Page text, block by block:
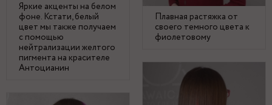
Яркие акценты на белом
фоне. Кстати, белый
цвет мы также получаем
с помощью
нейтрализации желтого
пигмента на красителе
Антоцианин
Плавная растяжка от
своего темного цвета к
фиолетовому